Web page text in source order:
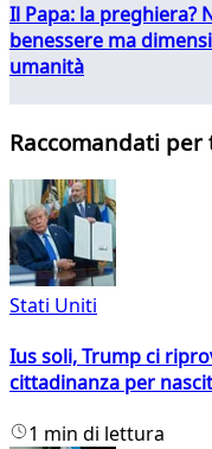
Il Papa: la preghiera?
benessere ma
umanità
Raccomandati per
Stati Uniti
Ius soli, Trump ci
cittadinanza per
1 min di lettura